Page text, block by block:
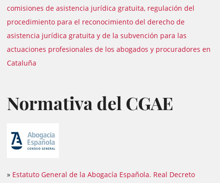
comisiones de asistencia jurídica gratuita, regulación del
procedimiento para el reconocimiento del derecho de
asistencia jurídica gratuita y de la subvención para las
actuaciones profesionales de los abogados y procuradores en
Cataluña
Normativa del CGAE
» Estatuto General de la Abogacía Española. Real Decreto